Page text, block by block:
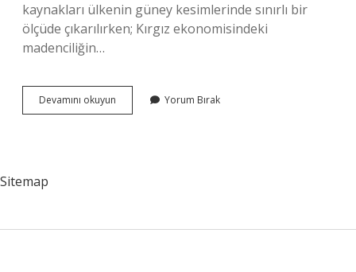
kaynakları ülkenin güney kesimlerinde sınırlı bir
ölçüde çıkarılırken; Kırgız ekonomisindeki
madenciliğin…
Devamını okuyun Kırgızistanda
Doğalgaz
Yorum Bırak
Sitemap